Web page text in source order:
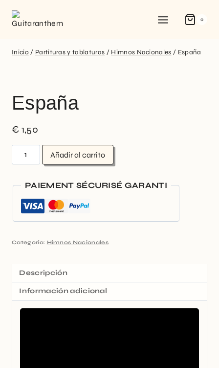
0
Inicio / Partituras y tablaturas / Himnos Nacionales / España
España
€ 1,50
Añadir al carrito
PAIEMENT SÉCURISÉ GARANTI
Categoría: Himnos Nacionales
Descripción
Información adicional